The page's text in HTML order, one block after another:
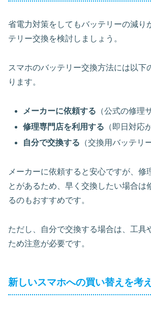
省電力対策をしてもバッテリーの減り
テリー交換を検討しましょう。
スマホのバッテリー交換方法には以下
ります。
メーカーに依頼する （公式の修理
修理専門店を利用する （即日対応
自分で交換する （交換用バッテリ
メーカーに依頼すると安心ですが、修
とがあるため、早く交換したい場合は
るのもおすすめです。
ただし、自分で交換する場合は、工具
ため注意が必要です。
新しいスマホへの買い替えを考